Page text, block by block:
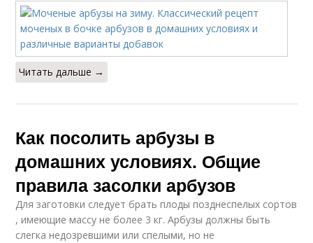
Читать дальше →
Как посолить арбузы в
домашних условиях. Общие
правила засолки арбузов
Для заготовки следует брать плоды позднеспелых сортов
, имеющие массу не более 3 кг. Арбузы должны быть
слегка недозревшими или спелыми, но не